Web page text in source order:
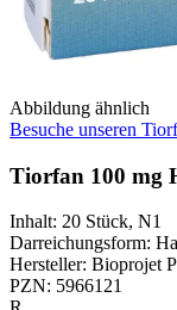
Abbildung ähnlich
Besuche unseren
Tiorfan 100 mg
Inhalt: 20 Stück, N1
Darreichungsform:
Hersteller: Bioprojet
PZN: 5966121